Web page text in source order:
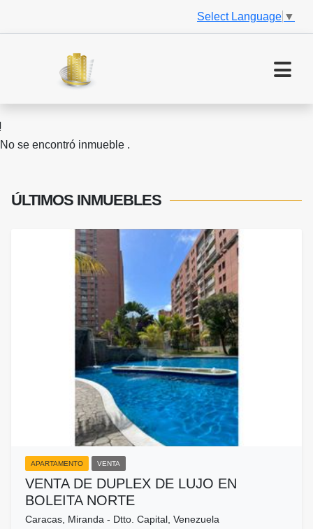
Select Language ▼
No se encontró inmueble .
ÚLTIMOS INMUEBLES
APARTAMENTO VENTA
VENTA DE DUPLEX DE LUJO EN
BOLEITA NORTE
Caracas, Miranda - Dtto. Capital, Venezuela